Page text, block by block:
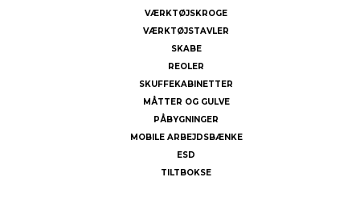
VÆRKTØJSKROGE
VÆRKTØJSTAVLER
SKABE
REOLER
SKUFFEKABINETTER
MÅTTER OG GULVE
PÅBYGNINGER
MOBILE ARBEJDSBÆNKE
ESD
TILTBOKSE